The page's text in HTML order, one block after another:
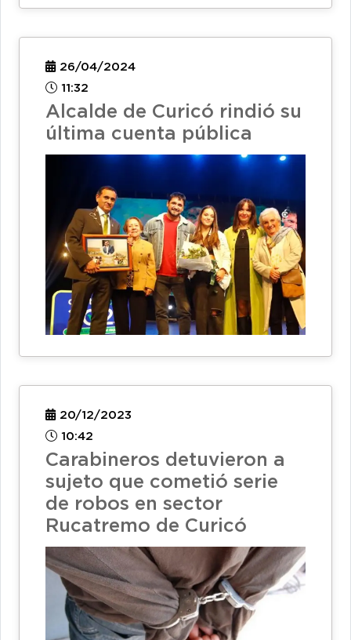
26/04/2024
11:32
Alcalde de Curicó rindió su
última cuenta pública
20/12/2023
10:42
Carabineros detuvieron a
sujeto que cometió serie
de robos en sector
Rucatremo de Curicó